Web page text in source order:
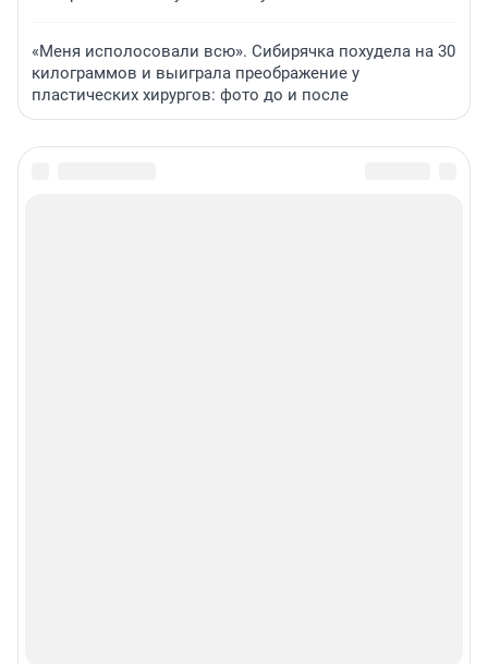
«Меня исполосовали всю». Сибирячка похудела на 30
килограммов и выиграла преображение у
пластических хирургов: фото до и после